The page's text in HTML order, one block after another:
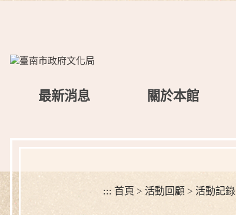
最新消息 關於本館
::: 首頁 > 活動回顧 > 活動記錄